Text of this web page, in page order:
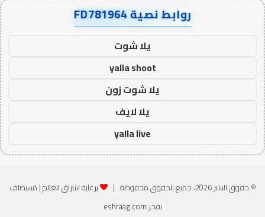
روابط نصية FD781964
يلا شوت
yalla shoot
يلا شوت زون
يلا لايف
yalla live
© حقوق النشر 2026، جميع الحقوق محفوظة | برعاية اشراق العالم| مُستضاف
بفخر eshraag.com